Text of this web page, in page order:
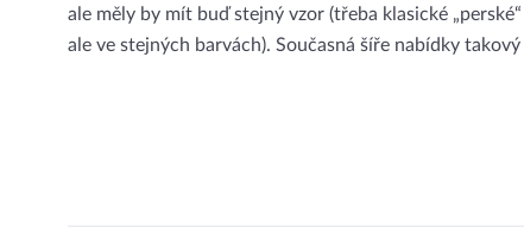
ale měly by mít buď stejný vzor (třeba klasické
ale ve stejných barvách). Současná šíře nabídky